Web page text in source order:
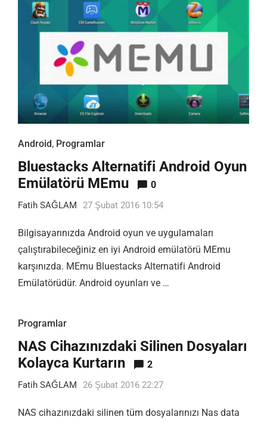
Android, Programlar
Bluestacks Alternatifi Android Oyun
Emülatörü MEmu
0
Fatih SAĞLAM 27 Şubat 2016 10:54
Bilgisayarınızda Android oyun ve uygulamaları
çalıştırabileceğiniz en iyi Android emülatörü MEmu
karşınızda. MEmu Bluestacks Alternatifi Android
Emülatörüdür. Android oyunları ve …
Programlar
NAS Cihazınızdaki Silinen Dosyaları
Kolayca Kurtarın
2
Fatih SAĞLAM 26 Şubat 2016 22:27
NAS cihazınızdaki silinen tüm dosyalarınızı Nas data